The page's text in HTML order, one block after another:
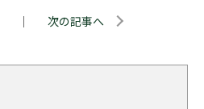
｜ 次の記事へ